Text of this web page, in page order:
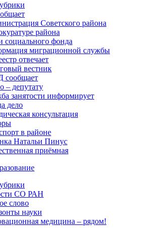
Советского района
района
социального фонда
миграционной службы
отвечает
вестник
сообщает
– депутату
занятости информирует
дело
консультация
в районе
Натальи Пинус
приёмная
СО РАН
слово
науки
медицина – рядом!